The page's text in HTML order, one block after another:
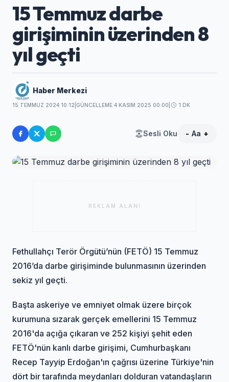
15 Temmuz darbe
girişiminin üzerinden 8
yıl geçti
Haber Merkezi
15 TEMMUZ 2024 10:12 GÜNCELLEME 4 KASIM 2025 00:00 1 DK
Sesli Oku - Aa +
REKLAM ALANI
Fethullahçı Terör Örgütü’nün (FETÖ) 15 Temmuz
2016’da darbe girişiminde bulunmasının üzerinden
sekiz yıl geçti.
Başta askeriye ve emniyet olmak üzere birçok
kurumuna sızarak gerçek emellerini 15 Temmuz
2016'da açığa çıkaran ve 252 kişiyi şehit eden
FETÖ'nün kanlı darbe girişimi, Cumhurbaşkanı
Recep Tayyip Erdoğan'ın çağrısı üzerine Türkiye'nin
dört bir tarafında meydanları dolduran vatandaşların